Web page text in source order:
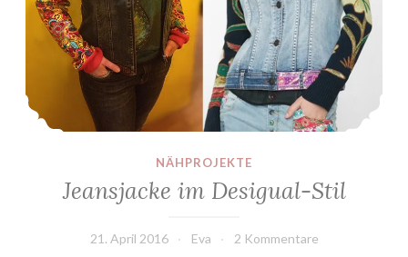
NÄHPROJEKTE
Jeansjacke im Desigual-Stil
21. April 2016 Eva 2 Kommentare